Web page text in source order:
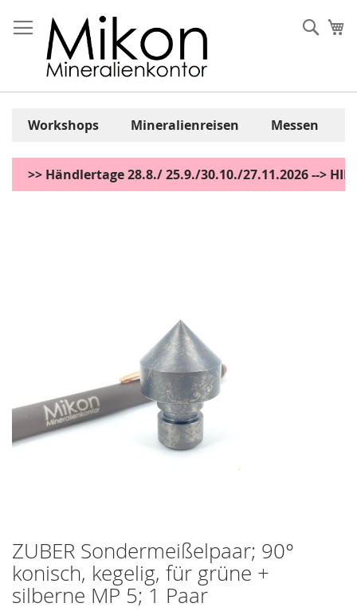
Inhalt
springen
Workshops Mineralienreisen Messen
>> Händlertage 28.8./ 25.9./30.10./27.11.2026 -->
Zum
Anfang
der
Bildgalerie
ZUBER Sondermeißelpaar; 90°
konisch, kegelig, für grüne +
silberne MP 5; 1 Paar